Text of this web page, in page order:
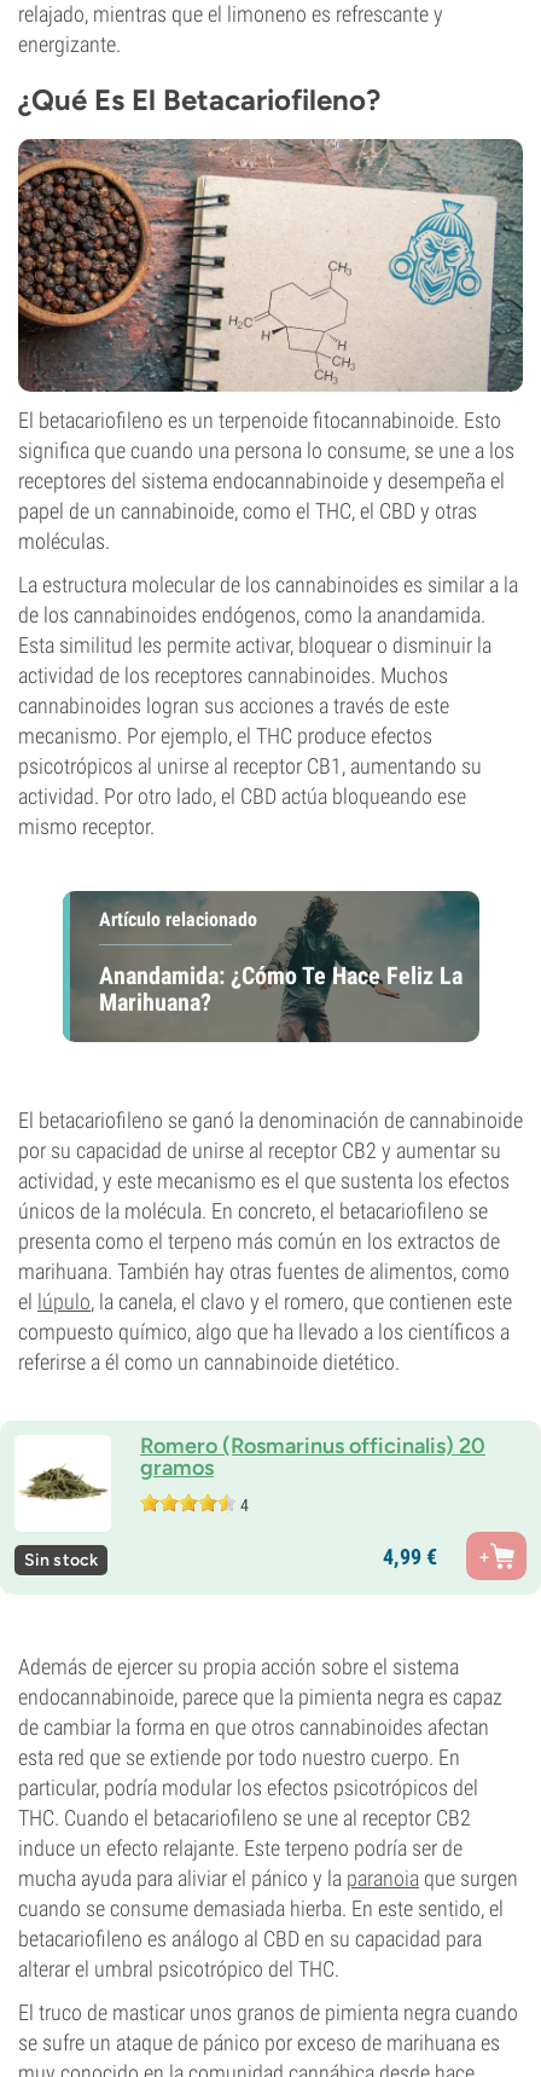
relajado, mientras que el limoneno es refrescante y
energizante.
¿Qué Es El Betacariofileno?
El betacariofileno es un terpenoide fitocannabinoide. Esto
significa que cuando una persona lo consume, se une a los
receptores del sistema endocannabinoide y desempeña el
papel de un cannabinoide, como el THC, el CBD y otras
moléculas.
La estructura molecular de los cannabinoides es similar a la
de los cannabinoides endógenos, como la anandamida.
Esta similitud les permite activar, bloquear o disminuir la
actividad de los receptores cannabinoides. Muchos
cannabinoides logran sus acciones a través de este
mecanismo. Por ejemplo, el THC produce efectos
psicotrópicos al unirse al receptor CB1, aumentando su
actividad. Por otro lado, el CBD actúa bloqueando ese
mismo receptor.
Artículo relacionado
Anandamida: ¿Cómo Te Hace Feliz La
Marihuana?
El betacariofileno se ganó la denominación de cannabinoide
por su capacidad de unirse al receptor CB2 y aumentar su
actividad, y este mecanismo es el que sustenta los efectos
únicos de la molécula. En concreto, el betacariofileno se
presenta como el terpeno más común en los extractos de
marihuana. También hay otras fuentes de alimentos, como
el lúpulo, la canela, el clavo y el romero, que contienen este
compuesto químico, algo que ha llevado a los científicos a
referirse a él como un cannabinoide dietético.
Romero (Rosmarinus officinalis) 20
gramos
4
Sin stock 4,99€
Además de ejercer su propia acción sobre el sistema
endocannabinoide, parece que la pimienta negra es capaz
de cambiar la forma en que otros cannabinoides afectan
esta red que se extiende por todo nuestro cuerpo. En
particular, podría modular los efectos psicotrópicos del
THC. Cuando el betacariofileno se une al receptor CB2
induce un efecto relajante. Este terpeno podría ser de
mucha ayuda para aliviar el pánico y la paranoia que surgen
cuando se consume demasiada hierba. En este sentido, el
betacariofileno es análogo al CBD en su capacidad para
alterar el umbral psicotrópico del THC.
El truco de masticar unos granos de pimienta negra cuando
se sufre un ataque de pánico por exceso de marihuana es